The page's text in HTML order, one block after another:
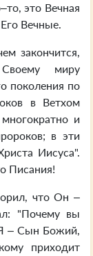
это Вечная
Вечные.
закончится,
миру
поколения по
в Ветхом
и
в эти
Иисуса".
Писания!
что Он –
"Почему вы
– Сын Божий,
приходит